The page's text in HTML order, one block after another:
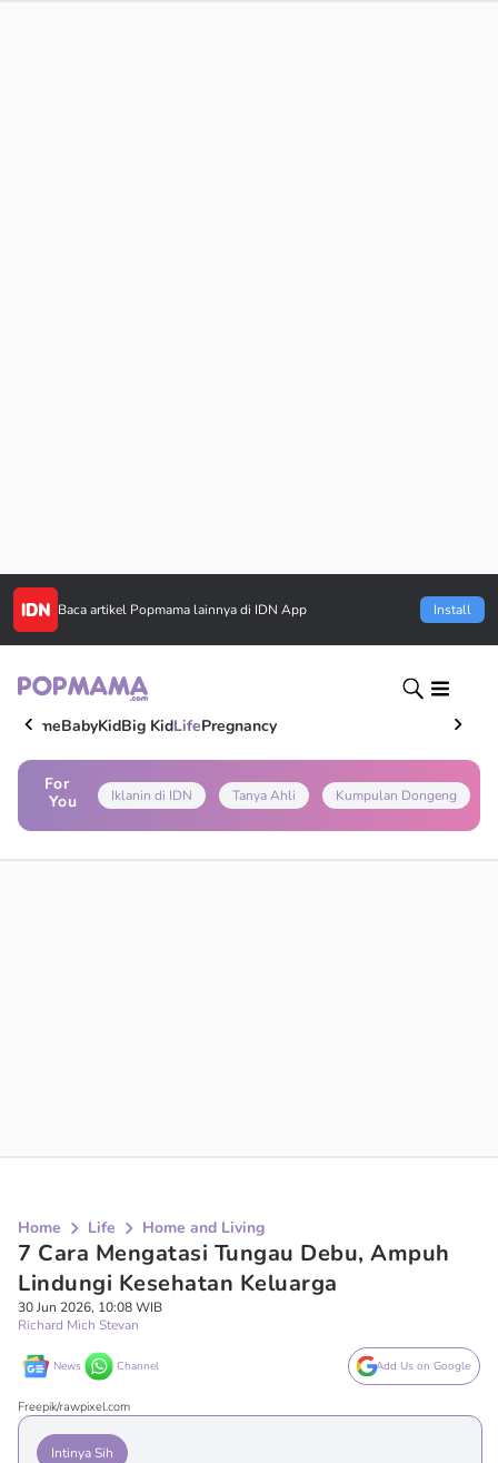
Baca artikel Popmama lainnya di IDN App Install
HomeBabyKidBig KidLifePregnancy
For
You
Iklanin di IDN Tanya Ahli Kumpulan Dongeng
Home Life Home and Living
7 Cara Mengatasi Tungau Debu, Ampuh
Lindungi Kesehatan Keluarga
30 Jun 2026, 10:08 WIB
Richard Mich Stevan
News Channel Add Us on Google
Freepik/rawpixel.com
Intinya Sih